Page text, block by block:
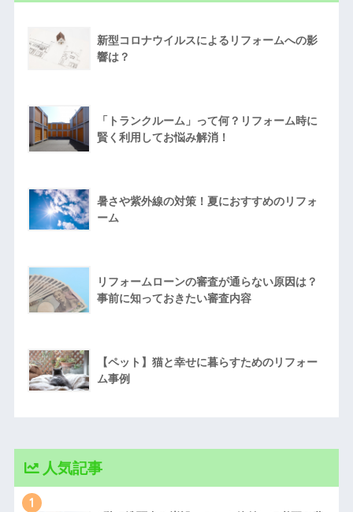
新型コロナウイルスによるリフォームへの影
響は？
「トランクルーム」って何？リフォーム時に
賢く利用してお悩み解消！
暑さや紫外線の対策！夏におすすめのリフォ
ーム
リフォームローンの審査が通らない原因は？
事前に知っておきたい審査内容
【ペット】猫と幸せに暮らすためのリフォー
ム事例
人気記事
1